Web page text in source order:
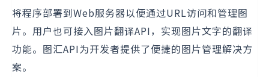
将程序部署到Web服务器以便通过URL访问和管理图
片。用户也可接入图片翻译API，实现图片文字的翻译
功能。图汇API为开发者提供了便捷的图片管理解决方
案。